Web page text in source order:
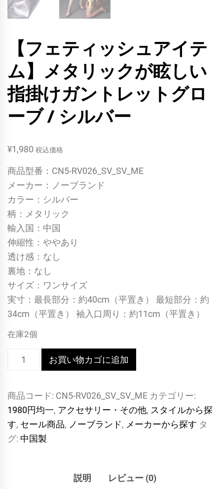
【フェティッシュアイテ
ム】メタリックが眩しい
指掛けガントレットグロ
ーブ / シルバー
¥1,980 税込価格
商品型番：CN5-RV026_SV_SV_ME
メーカー：ノーブランド
カラー：シルバー
柄：メタリック
輸入国：中国
伸縮性：ややあり
透け感：なし
裏地：なし
サイズ：ワンサイズ
実寸：最長部分：約40cm（平置き） 最短部分：約
34cm（平置き） 袖入口周り：約11cm（平置き）
在庫2個
【フ
ィ
ッ
シ
ュ
お買い物カゴに追加
商品コード: CN5-RV026_SV_SV_ME カテゴリー:
1980円均一, アクセサリー・その他, スタイルから探
す, セール商品, ノーブランド, メーカーから探す タ
グ: 中国製
説明 レビュー (0)